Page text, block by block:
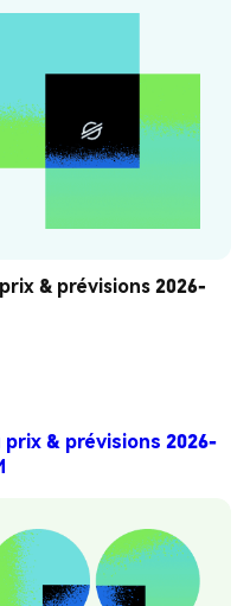
& prévisions 2026-
& prévisions 2026-